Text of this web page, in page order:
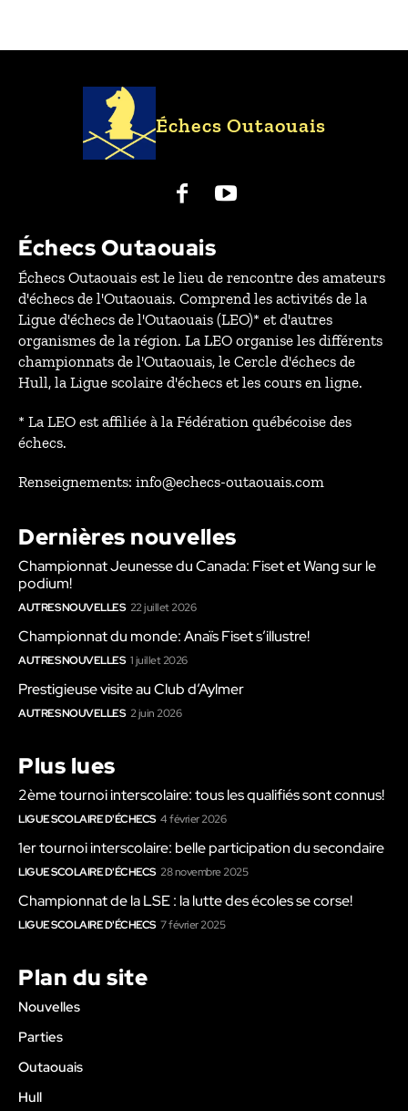
Échecs Outaouais
Échecs Outaouais
Échecs Outaouais est le lieu de rencontre des amateurs
d'échecs de l'Outaouais. Comprend les activités de la
Ligue d'échecs de l'Outaouais (LEO)* et d'autres
organismes de la région. La LEO organise les différents
championnats de l'Outaouais, le Cercle d'échecs de
Hull, la Ligue scolaire d'échecs et les cours en ligne.
* La LEO est affiliée à la Fédération québécoise des
échecs.
Renseignements: info@echecs-outaouais.com
Dernières nouvelles
Championnat Jeunesse du Canada: Fiset et Wang sur le
podium!
AUTRES NOUVELLES 22 juillet 2026
Championnat du monde: Anaïs Fiset s’illustre!
AUTRES NOUVELLES 1 juillet 2026
Prestigieuse visite au Club d’Aylmer
AUTRES NOUVELLES 2 juin 2026
Plus lues
2ème tournoi interscolaire: tous les qualifiés sont connus!
LIGUE SCOLAIRE D'ÉCHECS 4 février 2026
1er tournoi interscolaire: belle participation du secondaire
LIGUE SCOLAIRE D'ÉCHECS 28 novembre 2025
Championnat de la LSE : la lutte des écoles se corse!
LIGUE SCOLAIRE D'ÉCHECS 7 février 2025
Plan du site
Nouvelles
Parties
Outaouais
Hull